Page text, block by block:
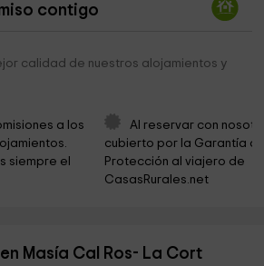
Irla 2,1 km
dels Àngels
D Aro 2,8 km
3,1 km
contigo
calidad de nuestros alojamientos y
a los
siempre el
Al reservar con
cubierto por la Garantía
Protección al viajero de
CasasRurales.net
Masía Cal Ros- La Cort